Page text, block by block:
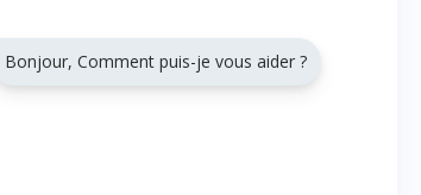
Réalisations
Tutoriels
Bonjour, Comment puis-je vous aider ?